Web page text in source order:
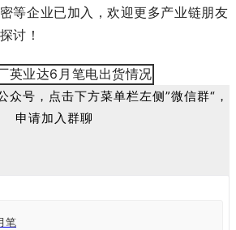
等企业已加入，欢迎更多产业链朋友
讨！
众号，点击下方菜单栏左侧”微信群“，
申请加入群聊
笔